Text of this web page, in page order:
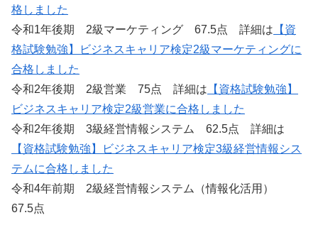
格しました
令和1年後期 2級マーケティング 67.5点 詳細は 【資
格試験勉強】ビジネスキャリア検定2級マーケティングに
合格しました
令和2年後期 2級営業 75点 詳細は 【資格試験勉強】
ビジネスキャリア検定2級営業に合格しました
令和2年後期 3級経営情報システム 62.5点 詳細は
【資格試験勉強】ビジネスキャリア検定3級経営情報シス
テムに合格しました
令和4年前期 2級経営情報システム（情報化活用）
67.5点